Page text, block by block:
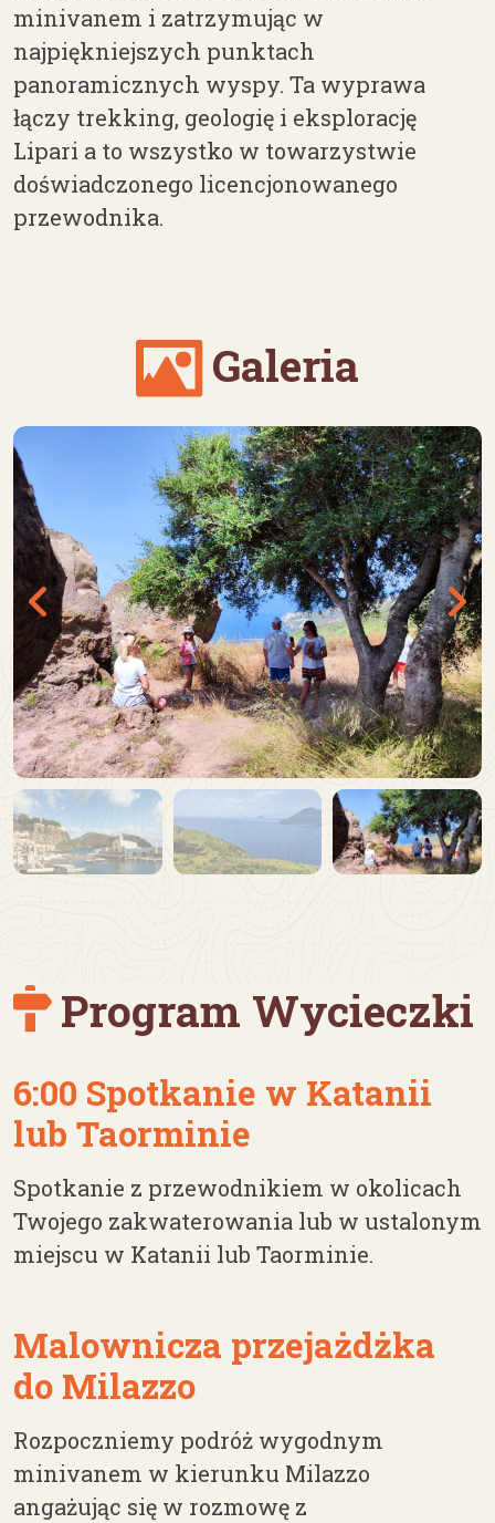
minivanem i zatrzymując w
najpiękniejszych punktach
panoramicznych wyspy. Ta wyprawa
łączy trekking, geologię i eksplorację
Lipari a to wszystko w towarzystwie
doświadczonego licencjonowanego
przewodnika.
Program Wycieczki
6:00 Spotkanie w Katanii
lub Taorminie
Spotkanie z przewodnikiem w okolicach
Twojego zakwaterowania lub w ustalonym
miejscu w Katanii lub Taorminie.
Malownicza przejażdżka
do Milazzo
Rozpoczniemy podróż wygodnym
minivanem w kierunku Milazzo
angażując się w rozmowę z
Galeria